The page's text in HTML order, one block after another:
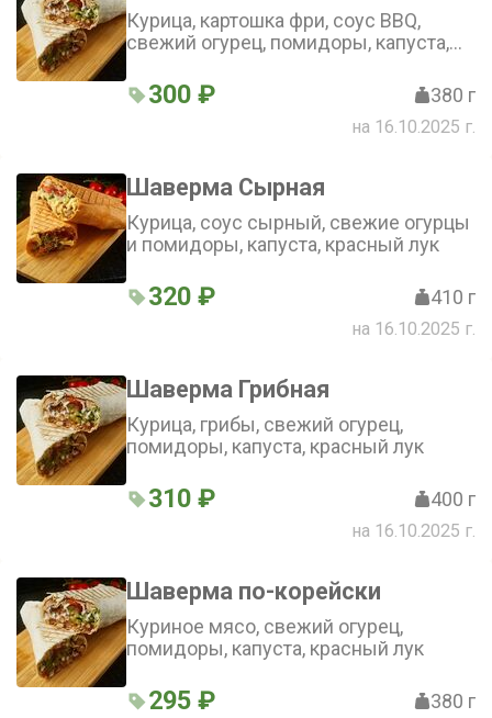
Курица, картошка фри, соус BBQ,
свежий огурец, помидоры, капуста,
300 ₽ 380 г
на 16.10.2025 г.
Шаверма Сырная
Курица, соус сырный, свежие огурцы
и помидоры, капуста, красный лук
320 ₽ 410 г
на 16.10.2025 г.
Шаверма Грибная
Курица, грибы, свежий огурец,
помидоры, капуста, красный лук
310 ₽ 400 г
на 16.10.2025 г.
Шаверма по-корейски
Куриное мясо, свежий огурец,
помидоры, капуста, красный лук
295 ₽ 380 г